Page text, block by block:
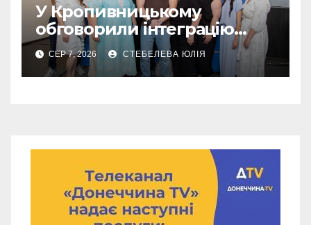
У Кропивницькому
обговорили інтеграцію
літніх переселенців
СЕР 7, 2026 СТЕБЕЛЕВА ЮЛІЯ